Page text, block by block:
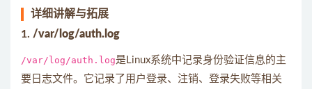
详细讲解与拓展
1. /var/log/auth.log
/var/log/auth.log是Linux系统中记录身份验证信息的主
要日志文件。它记录了用户登录、注销、登录失败等相关